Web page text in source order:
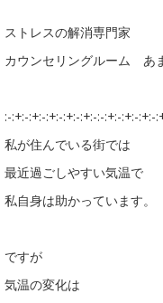
ストレスの解消専門家
カウンセリングルーム あ
:-:+:-:+:-:+:-:+:-:+:-:-:+:-:+:-:+:-
私が住んでいる街では
最近過ごしやすい気温で
私自身は助かっています。
ですが
気温の変化は